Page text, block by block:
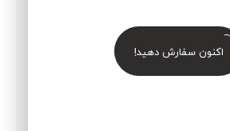
اکنون سفارش دهید!